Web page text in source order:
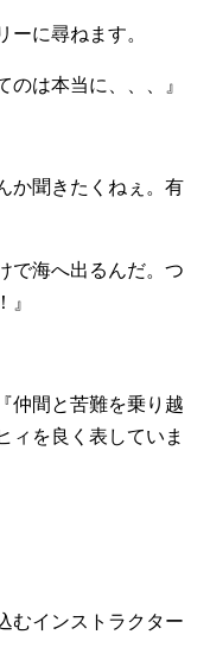
ーに尋ねます。
のは本当に、、、』
か聞きたくねぇ。有
で海へ出るんだ。つ
』
仲間と苦難を乗り越
ィを良く表していま
むインストラクター